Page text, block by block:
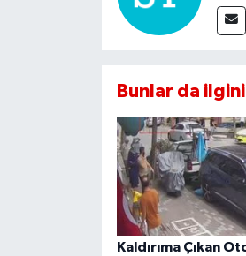
Bunlar da
Kaldırıma Çıkan